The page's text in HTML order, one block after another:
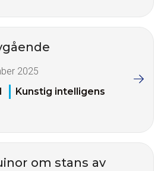
2025
Kunstig intelligens
om stans av